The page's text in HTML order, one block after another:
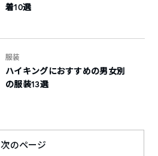
着10選
服装
ハイキングにおすすめの男女別
の服装13選
次のページ